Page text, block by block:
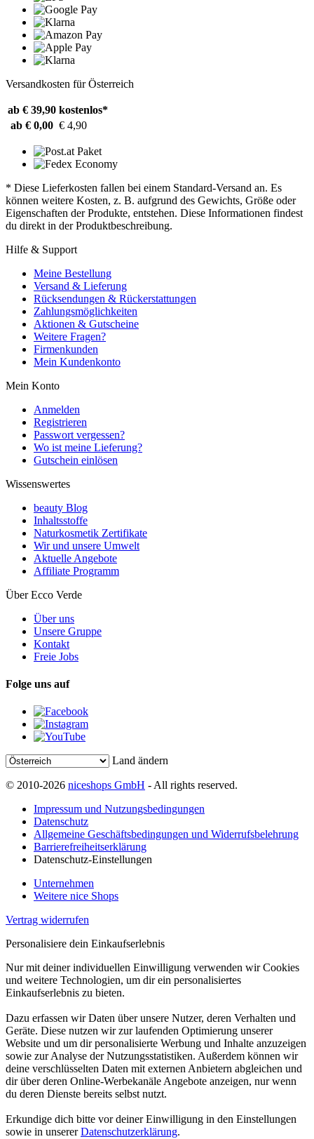
Versandkosten für Österreich
ab € 39,90 kostenlos*
ab € 0,00 € 4,90
* Diese Lieferkosten fallen bei einem Standard-Versand an. Es
können weitere Kosten, z. B. aufgrund des Gewichts, Größe oder
Eigenschaften der Produkte, entstehen. Diese Informationen findest
du direkt in der Produktbeschreibung.
Hilfe & Support
Meine Bestellung
Versand & Lieferung
Rücksendungen & Rückerstattungen
Zahlungsmöglichkeiten
Aktionen & Gutscheine
Weitere Fragen?
Firmenkunden
Mein Kundenkonto
Mein Konto
Anmelden
Registrieren
Passwort vergessen?
Wo ist meine Lieferung?
Gutschein einlösen
Wissenswertes
beauty Blog
Inhaltsstoffe
Naturkosmetik Zertifikate
Wir und unsere Umwelt
Aktuelle Angebote
Affiliate Programm
Über Ecco Verde
Über uns
Unsere Gruppe
Kontakt
Freie Jobs
Folge uns auf
Land ändern
© 2010-2026 niceshops GmbH - All rights reserved.
Impressum und Nutzungsbedingungen
Datenschutz
Allgemeine Geschäftsbedingungen und Widerrufsbelehrung
Barrierefreiheitserklärung
Datenschutz-Einstellungen
Unternehmen
Weitere nice Shops
Vertrag widerrufen
Personalisiere dein Einkaufserlebnis
Nur mit deiner individuellen Einwilligung verwenden wir Cookies
und weitere Technologien, um dir ein personalisiertes
Einkaufserlebnis zu bieten.
Dazu erfassen wir Daten über unsere Nutzer, deren Verhalten und
Geräte. Diese nutzen wir zur laufenden Optimierung unserer
Website und um dir personalisierte Werbung und Inhalte anzuzeigen
sowie zur Analyse der Nutzungsstatistiken. Außerdem können wir
deine verschlüsselten Daten mit externen Anbietern abgleichen und
dir über deren Online-Werbekanäle Angebote anzeigen, nur wenn
du deren Dienste bereits selbst nutzt.
Erkundige dich bitte vor deiner Einwilligung in den Einstellungen
sowie in unsererDatenschutzerklärung.